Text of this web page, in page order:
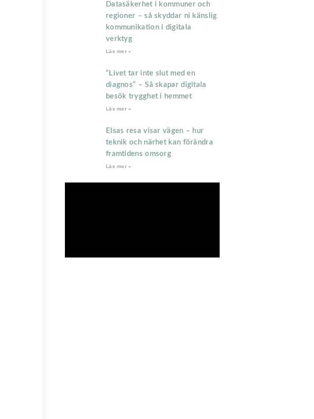
Datasäkerhet i kommuner och
regioner – så skyddar ni känslig
kommunikation i digitala
verktyg
Läs mer »
“Livet tar inte slut med en
diagnos” – Så skapar digitala
besök trygghet i hemmet
Läs mer »
Elsas resa visar vägen – hur
teknik och närhet kan förändra
framtidens omsorg
Läs mer »